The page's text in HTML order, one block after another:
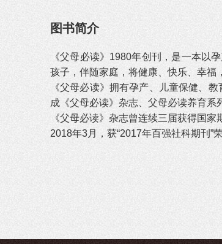
图书简介
《父母必读》1980年创刊，是一本以
孩子，伴随家庭，将健康、快乐、幸福
《父母必读》拥有孕产、儿童保健、
成《父母必读》杂志、父母必读养育系
《父母必读》杂志曾连续三届获得国家
2018年3月，获“2017年百强社科期刊”